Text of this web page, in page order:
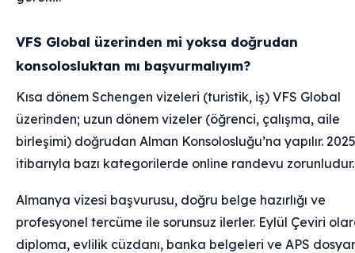
VFS Global üzerinden mi yoksa doğrudan
konsolosluktan mı başvurmalıyım?
Kısa dönem Schengen vizeleri (turistik, iş) VFS Global
üzerinden; uzun dönem vizeler (öğrenci, çalışma, aile
birleşimi) doğrudan Alman Konsolosluğu’na yapılır. 2025
itibarıyla bazı kategorilerde online randevu zorunludur.
Almanya vizesi başvurusu, doğru belge hazırlığı ve
profesyonel tercüme ile sorunsuz ilerler. Eylül Çeviri
diploma, evlilik cüzdanı, banka belgeleri ve APS